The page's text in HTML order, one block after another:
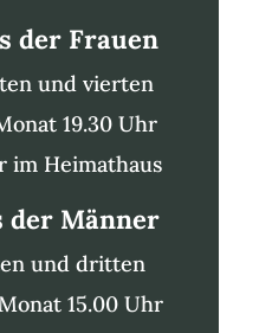
der Frauen
und vierten
19.30 Uhr
im Heimathaus
der Männer
und dritten
15.00 Uhr